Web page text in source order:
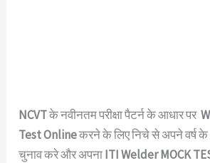
NCVTके नवीनतम परीक्षा पैटर्न के आधार पर
Test Onlineकरने के लिए निचे से अपने वर्ष के
चुनाव करे और अपनाITI Welder MOCK